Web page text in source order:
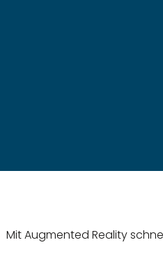
Mit Augmented Reality